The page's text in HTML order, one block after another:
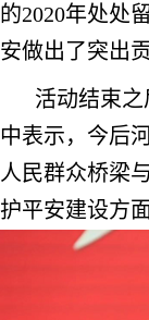
的2020年处处
安做出了突出贡
活动结束
中表示，今后
人民群众桥梁
护平安建设方